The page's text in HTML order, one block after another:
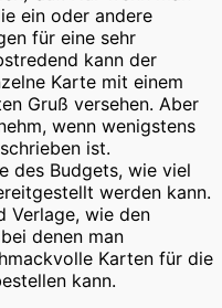
ein oder andere
für eine sehr
kann der
Karte mit einem
Gruß versehen. Aber
wenn wenigstens
ist.
des Budgets, wie viel
werden kann.
Verlage, wie den
denen man
Karten für die
kann.